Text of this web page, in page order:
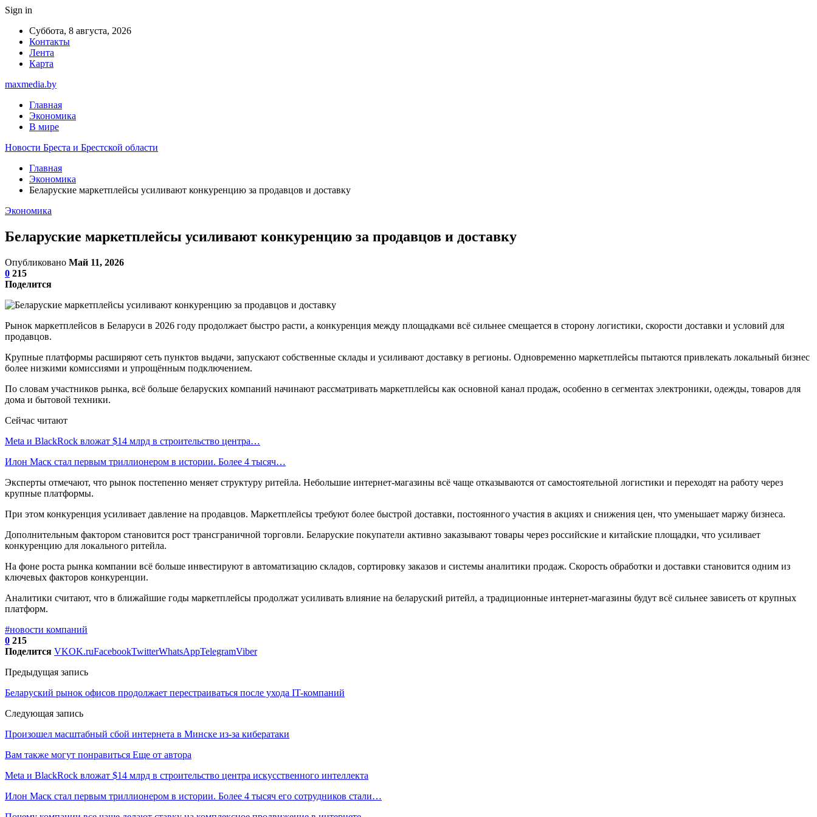
Sign in
Суббота, 8 августа, 2026
Контакты
Лента
Карта
maxmedia.by
Главная
Экономика
В мире
Новости Бреста и Брестской области
Главная
Экономика
Беларуские маркетплейсы усиливают конкуренцию за продавцов и доставку
Экономика
Беларуские маркетплейсы усиливают конкуренцию за продавцов и доставку
Опубликовано Май 11, 2026
0 215
Поделится
Рынок маркетплейсов в Беларуси в 2026 году продолжает быстро расти, а конкуренция между площадками всё сильнее смещается в сторону логистики, скорости доставки и условий для
продавцов.
Крупные платформы расширяют сеть пунктов выдачи, запускают собственные склады и усиливают доставку в регионы. Одновременно маркетплейсы пытаются привлекать локальный бизнес
более низкими комиссиями и упрощённым подключением.
По словам участников рынка, всё больше беларуских компаний начинают рассматривать маркетплейсы как основной канал продаж, особенно в сегментах электроники, одежды, товаров для
дома и бытовой техники.
Сейчас читают
Meta и BlackRock вложат $14 млрд в строительство центра…
Илон Маск стал первым триллионером в истории. Более 4 тысяч…
Эксперты отмечают, что рынок постепенно меняет структуру ритейла. Небольшие интернет-магазины всё чаще отказываются от самостоятельной логистики и переходят на работу через
крупные платформы.
При этом конкуренция усиливает давление на продавцов. Маркетплейсы требуют более быстрой доставки, постоянного участия в акциях и снижения цен, что уменьшает маржу бизнеса.
Дополнительным фактором становится рост трансграничной торговли. Беларуские покупатели активно заказывают товары через российские и китайские площадки, что усиливает
конкуренцию для локального ритейла.
На фоне роста рынка компании всё больше инвестируют в автоматизацию складов, сортировку заказов и системы аналитики продаж. Скорость обработки и доставки становится одним из
ключевых факторов конкуренции.
Аналитики считают, что в ближайшие годы маркетплейсы продолжат усиливать влияние на беларуский ритейл, а традиционные интернет-магазины будут всё сильнее зависеть от крупных
платформ.
#новости компаний
0 215
Поделится VKOK.ruFacebookTwitterWhatsAppTelegramViber
Предыдущая запись
Беларуский рынок офисов продолжает перестраиваться после ухода IT-компаний
Следующая запись
Произошел масштабный сбой интернета в Минске из-за кибератаки
Вам также могут понравиться Еще от автора
Meta и BlackRock вложат $14 млрд в строительство центра искусственного интеллекта
Илон Маск стал первым триллионером в истории. Более 4 тысяч его сотрудников стали…